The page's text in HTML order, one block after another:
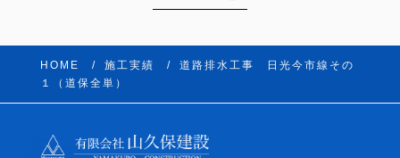
HOME 施工実績
道路排水工事 日光今市線その
１（道保全単）